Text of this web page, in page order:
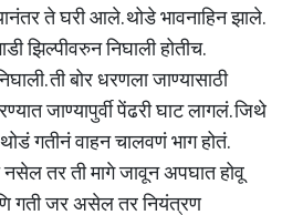
ते घरी आले. थोडे भावनाहिन झाले.
झिल्पीवरुन निघाली होतीच.
ती बोर धरणला जाण्यासाठी
जाण्यापुर्वी पेंढरी घाट लागलं. जिथे
गतीनं वाहन चालवणं भाग होतं.
तर ती मागे जावून अपघात होवू
गती जर असेल तर नियंत्रण